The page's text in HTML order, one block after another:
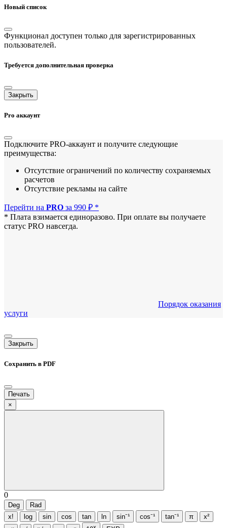
Новый список
Функционал доступен только для зарегистрированных
пользователей.
Требуется дополнительная проверка
Закрыть
Pro аккаунт
Подключите PRO-аккаунт и получите следующие
преимущества:
Отсутствие ограничений по количеству сохраняемых
расчетов
Отсутствие рекламы на сайте
Перейти на PRO за 990 ₽ *
* Плата взимается единоразово. При оплате вы получаете
статус PRO навсегда.
Порядок оказания
услуги
Закрыть
Сохранить в PDF
Печать
×
0
Deg
Rad
x!
log sin cos tan ln sin⁻¹ cos⁻¹ tan⁻¹ π
x²